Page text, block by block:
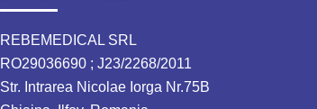
REBEMEDICAL SRL
RO29036690 ; J23/2268/2011
Str. Intrarea Nicolae Iorga Nr.75B